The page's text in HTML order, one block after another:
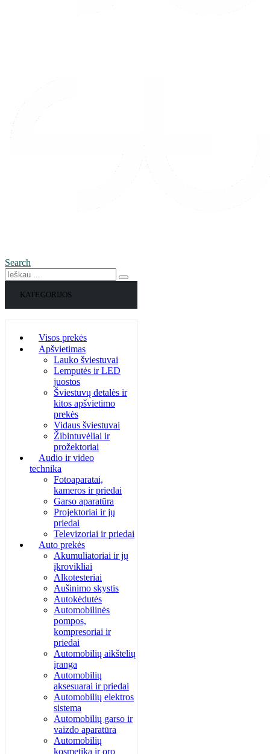
Search
KATEGORIJOS
Visos prekės
Apšvietimas
Lauko šviestuvai
Lemputės ir LED
juostos
Šviestuvų detalės ir
kitos apšvietimo
prekės
Vidaus šviestuvai
Žibintuvėliai ir
prožektoriai
Audio ir video
technika
Fotoaparatai,
kameros ir priedai
Garso aparatūra
Projektoriai ir jų
priedai
Televizoriai ir priedai
Auto prekės
Akumuliatoriai ir jų
įkrovikliai
Alkotesteriai
Aušinimo skystis
Autokėdutės
Automobilinės
pompos,
kompresoriai ir
priedai
Automobilių aikštelių
įranga
Automobilių
aksesuarai ir priedai
Automobilių elektros
sistema
Automobilių garso ir
vaizdo aparatūra
Automobilių
kosmetika ir oro